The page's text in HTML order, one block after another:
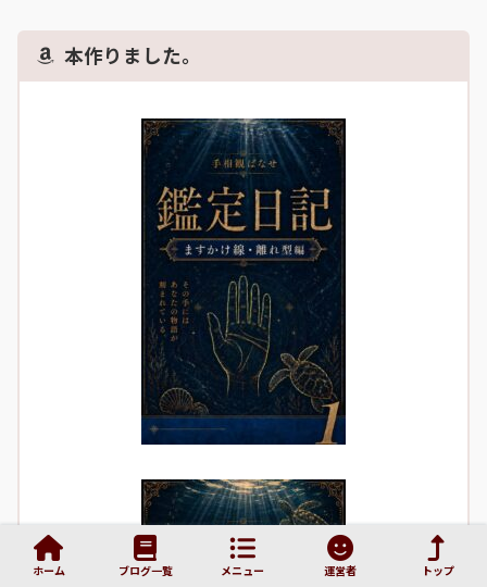
本作りました。
ホーム ブログ一覧 メニュー 運営者 トップ